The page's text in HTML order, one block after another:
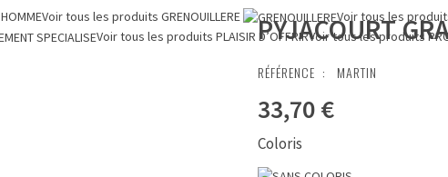
HOMMEVoir tous les produits GRENOUILLERE
Voir tous les
Voir tous les produits PLAISIR D’OFFRIRVoir tous les produits
PYJACOURT
RÉFÉRENCE : MARTIN
33,70 €
Coloris